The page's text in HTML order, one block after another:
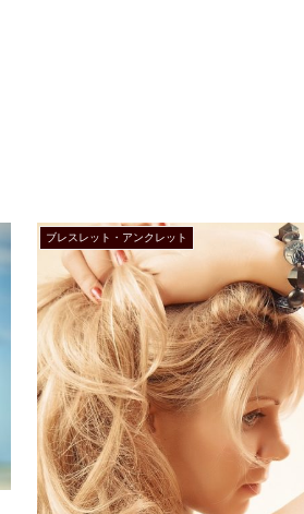
ブレスレット・アンクレット